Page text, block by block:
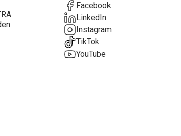
Facebook
LinkedIn
Instagram
TikTok
YouTube